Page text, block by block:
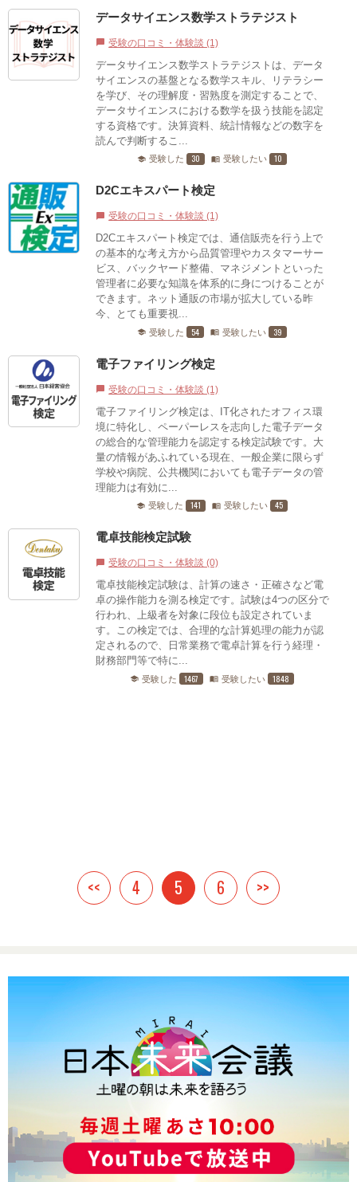
データサイエンス数学ストラテジスト
chat_bubble 受験の口コミ・体験談 (1)
データサイエンス数学ストラテジストは、データ
サイエンスの基盤となる数学スキル、リテラシー
を学び、その理解度・習熟度を測定することで、
データサイエンスにおける数学を扱う技能を認定
する資格です。決算資料、統計情報などの数字を
読んで判断するこ...
school 受験した 30 menu_book 受験したい 10
D2Cエキスパート検定
chat_bubble 受験の口コミ・体験談 (1)
D2Cエキスパート検定では、通信販売を行う上で
の基本的な考え方から品質管理やカスタマーサー
ビス、バックヤード整備、マネジメントといった
管理者に必要な知識を体系的に身につけることが
できます。ネット通販の市場が拡大している昨
今、とても重要視...
school 受験した 54 menu_book 受験したい 39
電子ファイリング検定
chat_bubble 受験の口コミ・体験談 (1)
電子ファイリング検定は、IT化されたオフィス環
境に特化し、ペーパーレスを志向した電子データ
の総合的な管理能力を認定する検定試験です。大
量の情報があふれている現在、一般企業に限らず
学校や病院、公共機関においても電子データの管
理能力は有効に...
school 受験した 141 menu_book 受験したい 45
電卓技能検定試験
chat_bubble 受験の口コミ・体験談 (0)
電卓技能検定試験は、計算の速さ・正確さなど電
卓の操作能力を測る検定です。試験は4つの区分で
行われ、上級者を対象に段位も設定されていま
す。この検定では、合理的な計算処理の能力が認
定されるので、日常業務で電卓計算を行う経理・
財務部門等で特に...
school 受験した 1467 menu_book 受験したい 1848
<< 4 5 6 >>